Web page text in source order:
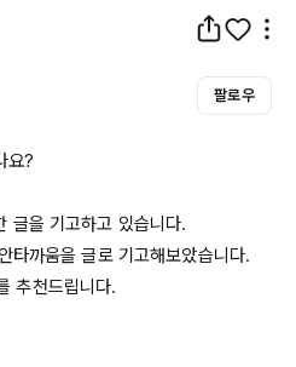
팔로우
요?
글을 기고하고 있습니다.
타까움을 글로 기고해보았습니다.
추천드립니다.